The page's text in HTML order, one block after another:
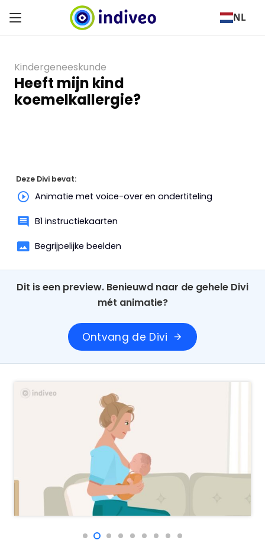
NL
Kindergeneeskunde
Heeft mijn kind
koemelkallergie?
Deze Divi bevat:
Animatie met voice-over en ondertiteling
B1 instructiekaarten
Begrijpelijke beelden
Dit is een preview. Benieuwd naar de gehele Divi
mét animatie?
Ontvang de Divi arrow_forward